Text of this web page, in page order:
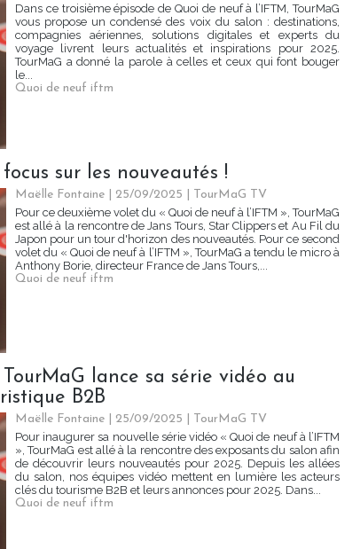
Dans ce troisième épisode de Quoi de neuf à l’IFTM, TourMaG
vous propose un condensé des voix du salon : destinations,
compagnies aériennes, solutions digitales et experts du
voyage livrent leurs actualités et inspirations pour 2025.
TourMaG a donné la parole à celles et ceux qui font bouger
le...
Quoi de neuf iftm
sur les nouveautés !
Maëlle Fontaine | 25/09/2025
TourMaG TV
Pour ce deuxième volet du « Quoi de neuf à l’IFTM », TourMaG
est allé à la rencontre de Jans Tours, Star Clippers et Au Fil du
Japon pour un tour d'horizon des nouveautés. Pour ce second
volet du « Quoi de neuf à l’IFTM », TourMaG a tendu le micro à
Anthony Borie, directeur France de Jans Tours,...
Quoi de neuf iftm
lance sa série vidéo au
B2B
Maëlle Fontaine | 25/09/2025
TourMaG TV
Pour inaugurer sa nouvelle série vidéo « Quoi de neuf à l’IFTM
», TourMaG est allé à la rencontre des exposants du salon afin
de découvrir leurs nouveautés pour 2025. Depuis les allées
du salon, nos équipes vidéo mettent en lumière les acteurs
clés du tourisme B2B et leurs annonces pour 2025. Dans...
Quoi de neuf iftm